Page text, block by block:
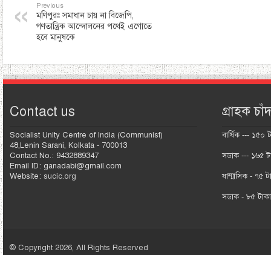
Previous
মণিপুরঃ সমাধান চায় না বিজেপি,
গণতান্ত্রিক আন্দোলনের পথেই এগোতে
হবে মানুষকে
Contact us
Socialist Unity Centre of India (Communist)
48,Lenin Sarani, Kolkata - 700013
Contact No.: 9432889347
Email ID: ganadabi@gmail.com
Website: sucic.org
গ্রাহক
বার্ষিক --- ১৫০
সডাক --- ১৬৫
ষান্মাসিক - ৭৫
সডাক - ৮৫ টাকা
© Copyright 2026, All Rights Reserved